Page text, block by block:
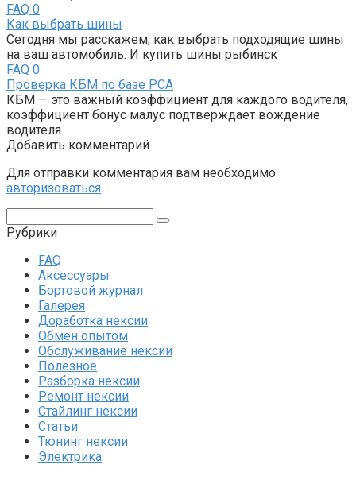
FAQ 0
Как выбрать шины
Сегодня мы расскажем, как выбрать подходящие шины
на ваш автомобиль. И купить шины рыбинск
FAQ 0
Проверка КБМ по базе РСА
КБМ — это важный коэффициент для каждого водителя,
коэффициент бонус малус подтверждает вождение
водителя
Добавить комментарий
Для отправки комментария вам необходимо
авторизоваться.
Рубрики
FAQ
Аксессуары
Бортовой журнал
Галерея
Доработка нексии
Обмен опытом
Обслуживание нексии
Полезное
Разборка нексии
Ремонт нексии
Стайлинг нексии
Статьи
Тюнинг нексии
Электрика